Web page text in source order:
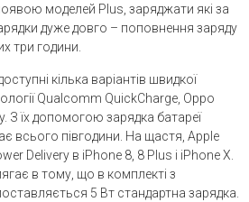
моделей Plus, заряджати які за
дуже довго – поповнення заряду
три години.
кілька варіантів швидкої
Qualcomm QuickCharge, Oppo
З їх допомогою зарядка батареї
всього півгодини. На щастя, Apple
Delivery в iPhone 8, 8 Plus і iPhone X.
в тому, що в комплекті з
5 Вт стандартна зарядка.